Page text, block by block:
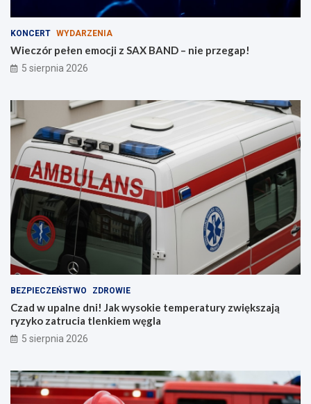
e
z
a
b
a
b
u
d
w
i
e
KONCERT WYDARZENIA
Wieczór pełen emocji z SAX BAND – nie przegap!
5 sierpnia 2026
BEZPIECZEŃSTWO ZDROWIE
Czad w upalne dni! Jak wysokie temperatury zwiększają
ryzyko zatrucia tlenkiem węgla
5 sierpnia 2026